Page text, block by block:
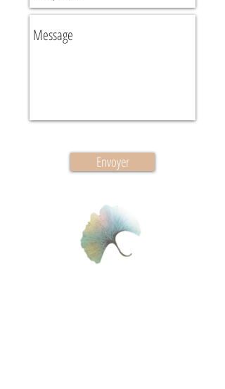
Envoyer